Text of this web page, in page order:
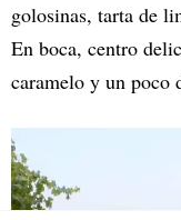
golosinas, tarta de
En boca, centro
caramelo y un poco